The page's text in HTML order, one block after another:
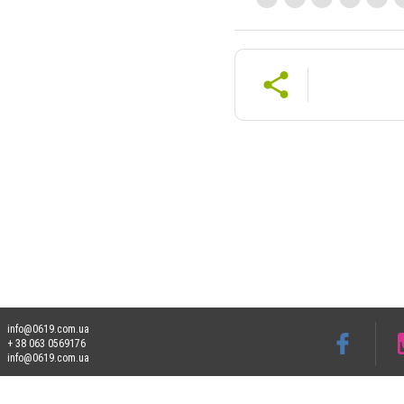
info@0619.com.ua
+ 38 063 0569176
info@0619.com.ua